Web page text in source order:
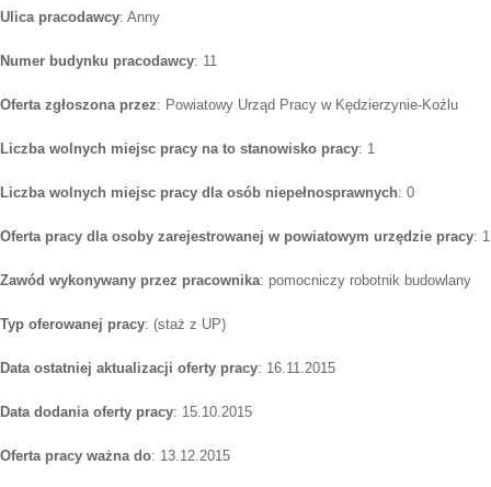
Ulica pracodawcy: Anny
Numer budynku pracodawcy: 11
Oferta zgłoszona przez: Powiatowy Urząd Pracy w Kędzierzynie-Koźlu
Liczba wolnych miejsc pracy na to stanowisko pracy: 1
Liczba wolnych miejsc pracy dla osób niepełnosprawnych: 0
Oferta pracy dla osoby zarejestrowanej w powiatowym urzędzie pracy: 1
Zawód wykonywany przez pracownika: pomocniczy robotnik budowlany
Typ oferowanej pracy: (staż z UP)
Data ostatniej aktualizacji oferty pracy: 16.11.2015
Data dodania oferty pracy: 15.10.2015
Oferta pracy ważna do: 13.12.2015